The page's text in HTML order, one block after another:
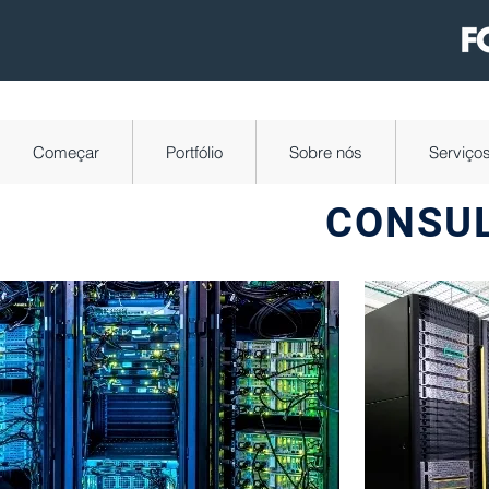
Começar Portfólio Sobre nós